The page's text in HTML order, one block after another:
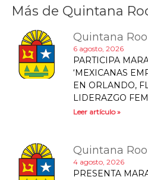
Más de Quintana
Quintana Roo
6 agosto, 2026
PARTICIPA
‘MEXICANAS
EN ORLANDO,
LIDERAZGO
Leer artículo »
Quintana Roo
4 agosto, 2026
PRESENTA